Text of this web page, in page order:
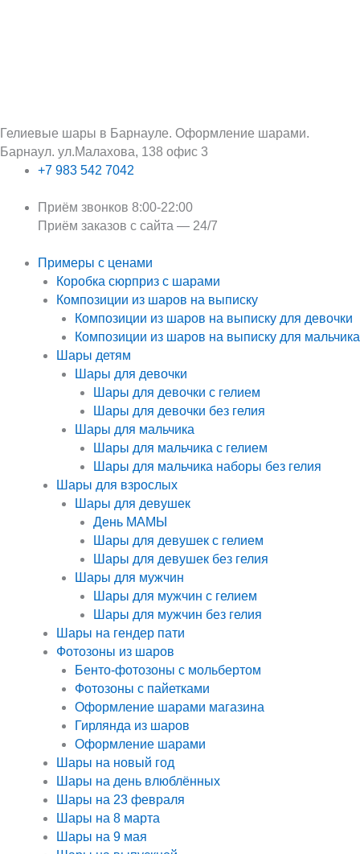
Гелиевые шары в Барнауле. Оформление шарами.
Барнаул. ул.Малахова, 138 офис 3
+7 983 542 7042
Приём звонков 8:00-22:00
Приём заказов с сайта — 24/7
Примеры с ценами
Коробка сюрприз с шарами
Композиции из шаров на выписку
Композиции из шаров на выписку для девочки
Композиции из шаров на выписку для мальчика
Шары детям
Шары для девочки
Шары для девочки с гелием
Шары для девочки без гелия
Шары для мальчика
Шары для мальчика с гелием
Шары для мальчика наборы без гелия
Шары для взрослых
Шары для девушек
День МАМЫ
Шары для девушек с гелием
Шары для девушек без гелия
Шары для мужчин
Шары для мужчин с гелием
Шары для мужчин без гелия
Шары на гендер пати
Фотозоны из шаров
Бенто-фотозоны с мольбертом
Фотозоны с пайетками
Оформление шарами магазина
Гирлянда из шаров
Оформление шарами
Шары на новый год
Шары на день влюблённых
Шары на 23 февраля
Шары на 8 марта
Шары на 9 мая